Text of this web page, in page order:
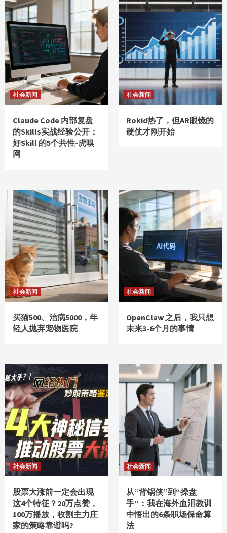
社会新闻
Claude Code 内部复盘
的Skills实战经验公开：
好Skill 的5个共性-虎嗅
网
社会新闻
Rokid热了，但AR眼镜的
硬仗才刚开始
社会新闻
买猫500、治病5000，年
轻人抛弃宠物医院
社会新闻
OpenClaw 之后，我只想
未来3-6个月的事情
社会新闻
股票大涨前一定会出现
这4个特征？20万点赞，
100万播放，收割主力庄
家的策略靠谱吗?
社会新闻
从“背锅侠”到“操盘
手”：我在海外血泪教训
中悟出的6条职场保命算
法